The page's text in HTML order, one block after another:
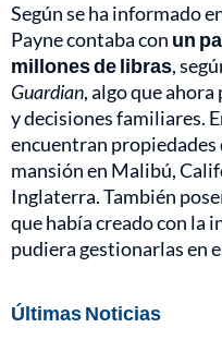
Según se ha informado
Payne contaba con un
millones de libras,
Guardian, algo que
y decisiones familiares.
encuentran propiedades
mansión en Malibú,
Inglaterra. También
que había creado con la
pudiera gestionarlas en
Últimas Noticias